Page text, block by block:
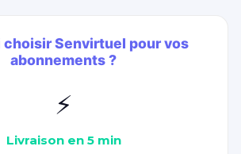
choisir Senvirtuel pour vos
abonnements ?
⚡
Livraison en 5 min